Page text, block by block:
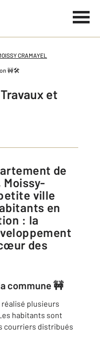
CRAMAYEL
🚧🛠️
et
ville
en
: la
des
commune 🚧
réalisé plusieurs
habitants sont
courriers distribués